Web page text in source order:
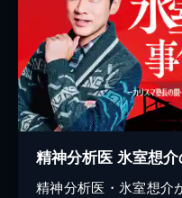
精神分析医・氷室想介